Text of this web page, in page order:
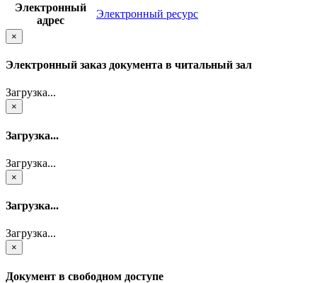
Электронный
адрес
Электронный ресурс
×
Электронный заказ документа в читальный зал
Загрузка...
×
Загрузка...
Загрузка...
×
Загрузка...
Загрузка...
×
Документ в свободном доступе